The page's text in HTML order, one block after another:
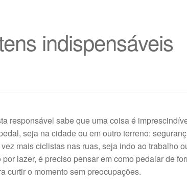
indispensáveis
responsável sabe que uma coisa é
seja na cidade ou em outro terreno:
mais ciclistas nas ruas, seja indo ao trabalho
lazer, é preciso pensar em como pedalar de
curtir o momento sem preocupações.